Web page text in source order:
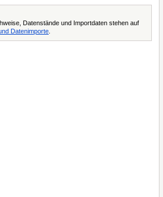
Datenstände und Importdaten stehen auf
Datenimporte